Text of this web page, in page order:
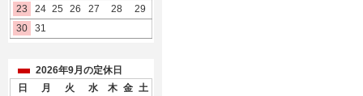
23
24 25 26 27 28
29
30
31
2026年9月の定休日
日
月 火 水 木 金 土